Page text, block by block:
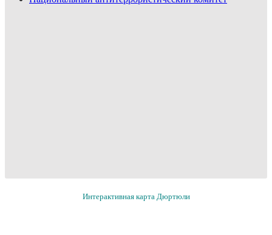
Интерактивная карта Дюртюли